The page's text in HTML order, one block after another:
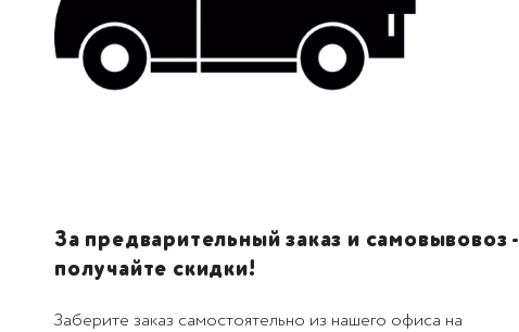
За предварительный заказ и самовывовоз -
получайте скидки!
Заберите заказ самостоятельно из нашего офиса на